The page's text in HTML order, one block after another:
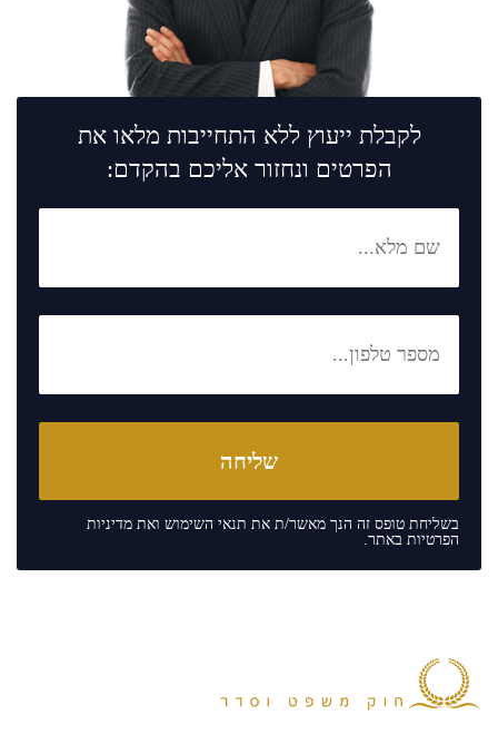
לקבלת ייעוץ ללא התחייבות מלאו את
הפרטים ונחזור אליכם בהקדם:
בשליחת טופס זה הנך מאשר/ת את תנאי השימוש ואת מדיניות
הפרטיות באתר.